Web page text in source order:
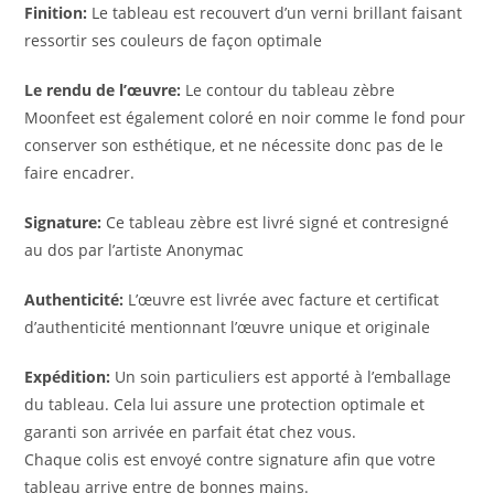
Finition: Le tableau est recouvert d’un verni brillant faisant
ressortir ses couleurs de façon optimale
Le rendu de l’œuvre: Le contour du tableau zèbre
Moonfeet est également coloré en noir comme le fond pour
conserver son esthétique, et ne nécessite donc pas de le
faire encadrer.
Signature: Ce tableau zèbre est livré signé et contresigné
au dos par l’artiste Anonymac
Authenticité: L’œuvre est livrée avec facture et certificat
d’authenticité mentionnant l’œuvre unique et originale
Expédition: Un soin particuliers est apporté à l’emballage
du tableau. Cela lui assure une protection optimale et
garanti son arrivée en parfait état chez vous.
Chaque colis est envoyé contre signature afin que votre
tableau arrive entre de bonnes mains.